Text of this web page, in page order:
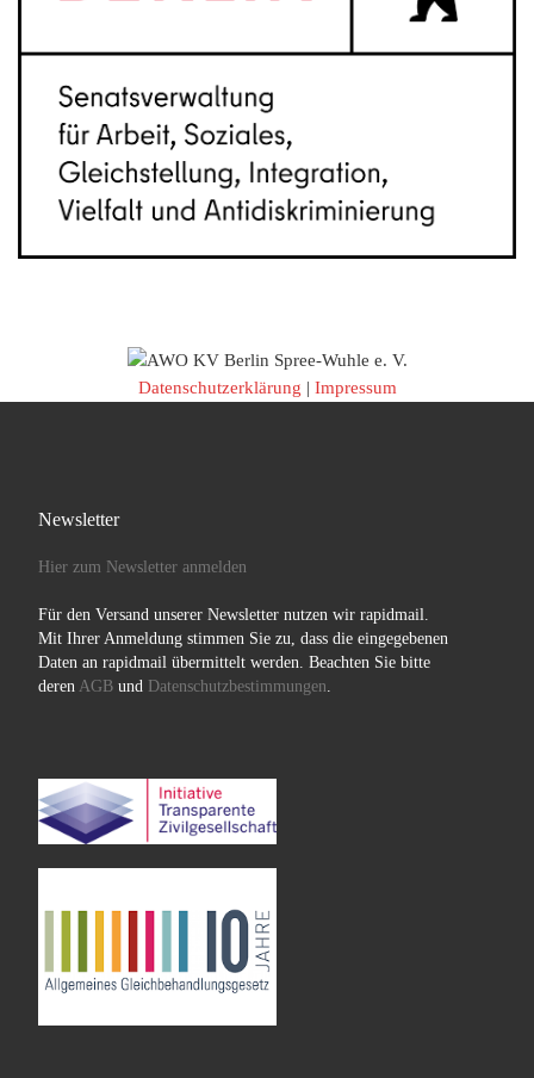
Datenschutzerklärung | Impressum
Newsletter
Hier zum Newsletter anmelden
Für den Versand unserer Newsletter nutzen wir rapidmail.
Mit Ihrer Anmeldung stimmen Sie zu, dass die eingegebenen
Daten an rapidmail übermittelt werden. Beachten Sie bitte
deren AGBund Datenschutzbestimmungen